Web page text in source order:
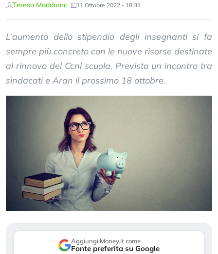
Teresa Maddonni 11 Ottobre 2022 - 18:31
L’aumento dello stipendio degli insegnanti si fa
sempre più concreto con le nuove risorse destinate
al rinnovo del Ccnl scuola. Previsto un incontro tra
sindacati e Aran il prossimo 18 ottobre.
Aggiungi Money.it come
Fonte preferita su Google